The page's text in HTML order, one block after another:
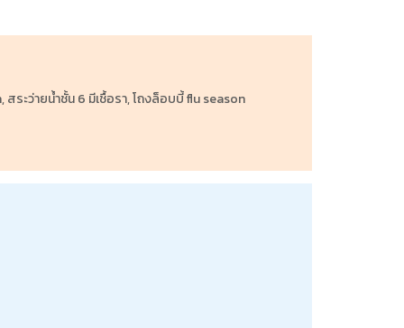
ะว่ายน้ำชั้น 6 มีเชื้อรา, โถงล็อบบี้ flu season